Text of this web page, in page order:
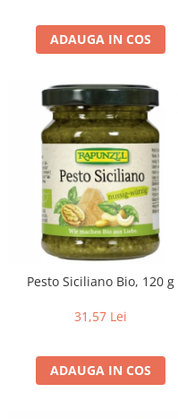
ADAUGA IN COS
Pesto Siciliano Bio, 120 g
31,57 Lei
ADAUGA IN COS